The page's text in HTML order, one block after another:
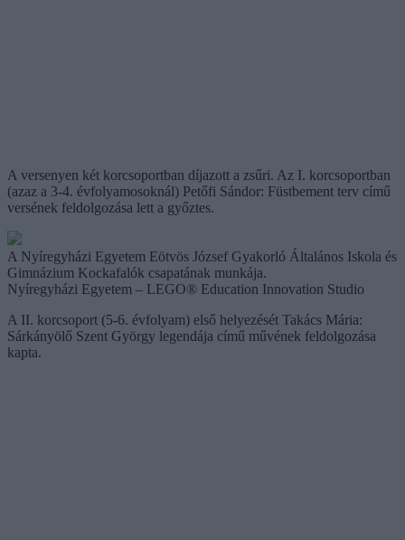
A versenyen két korcsoportban díjazott a zsűri. Az I. korcsoportban
(azaz a 3-4. évfolyamosoknál) Petőfi Sándor: Füstbement terv című
versének feldolgozása lett a győztes.
A Nyíregyházi Egyetem Eötvös József Gyakorló Általános Iskola és
Gimnázium Kockafalók csapatának munkája.
Nyíregyházi Egyetem – LEGO® Education Innovation Studio
A II. korcsoport (5-6. évfolyam) első helyezését Takács Mária:
Sárkányölő Szent György legendája című művének feldolgozása
kapta.